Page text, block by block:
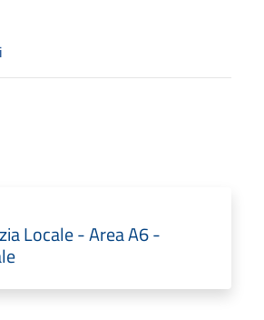
Locale - Area A6 -